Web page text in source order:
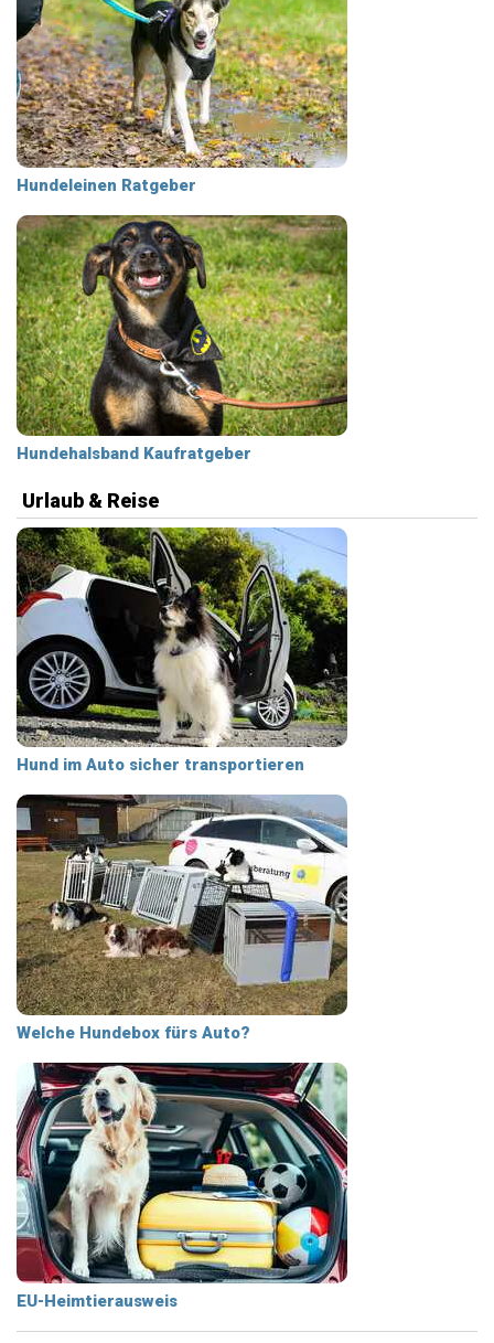
Hundeleinen Ratgeber
Hundehalsband Kaufratgeber
Urlaub & Reise
Hund im Auto sicher transportieren
Welche Hundebox fürs Auto?
EU-Heimtierausweis